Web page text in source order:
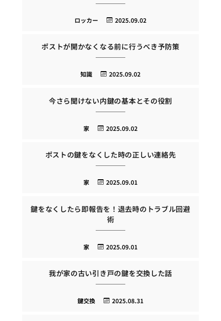
2025.09.02
ロッカー
ポストが開かなくなる前に行うべき予防策
2025.09.02
知識
今さら聞けない内鍵の基本とその役割
2025.09.02
家
ポストの鍵をなくした時の正しい連絡先
2025.09.01
家
鍵をなくしたら即報告を！退去時のトラブル回避
術
2025.09.01
家
我が家の古い引き戸の鍵を交換した話
2025.08.31
鍵交換